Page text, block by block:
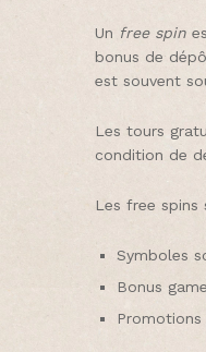
Un free spin
bonus de
est souvent
Les tours
condition de
Les free spins
Symboles
Bonus